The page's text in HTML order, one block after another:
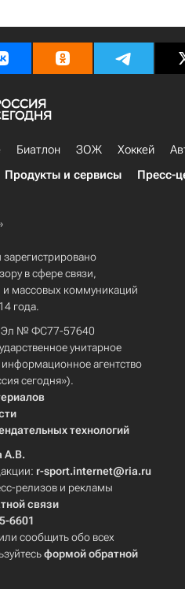
Биатлон ЗОЖ Хоккей
Продукты и сервисы Пресс-
в сфере связи,
массовых коммуникаций
года.
Эл № ФС77-57640
унитарное
агентство
сегодня»).
технологий
А.В.
r-sport.internet@ria.ru
релизов и рекламы
связи
6601
сообщить обо всех
формой обратной